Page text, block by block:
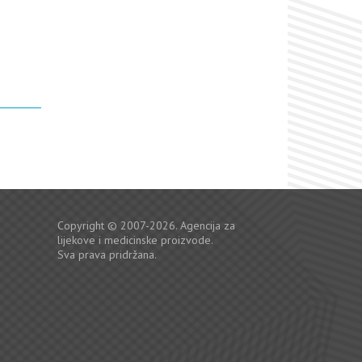
Copyright © 2007-2026. Agencija za
lijekove i medicinske proizvode.
Sva prava pridržana.